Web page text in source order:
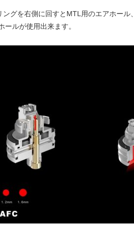
グを右側に回すとMTL用のエアホール、
ールが使用出来ます。